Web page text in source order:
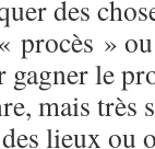
des
procès »
le
mais très
lieux ou